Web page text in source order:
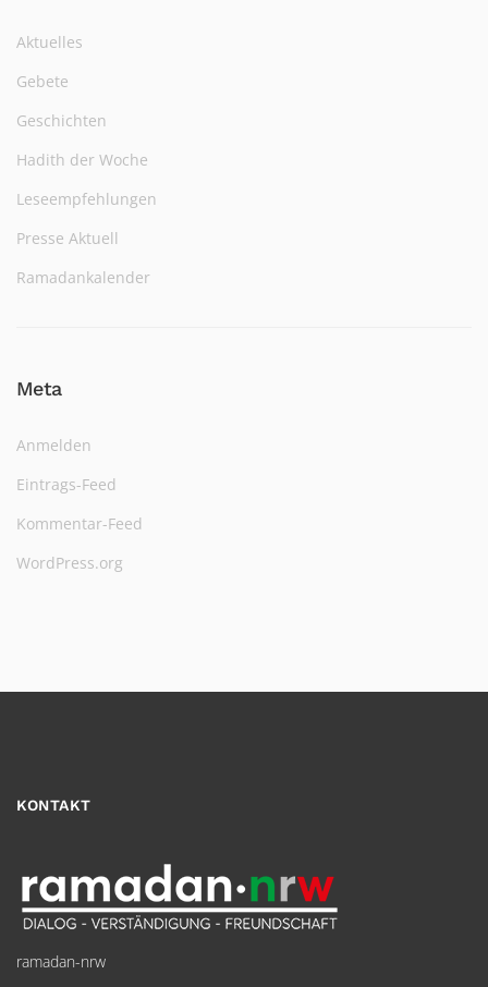
Aktuelles
Gebete
Geschichten
Hadith der Woche
Leseempfehlungen
Presse Aktuell
Ramadankalender
Meta
Anmelden
Eintrags-Feed
Kommentar-Feed
WordPress.org
KONTAKT
ramadan-nrw